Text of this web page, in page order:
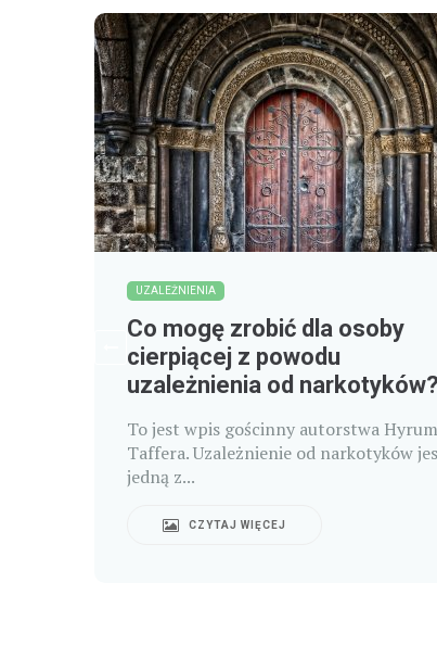
UZALEŻNIENIA
Co mogę zrobić dla osoby
cierpiącej z powodu
uzależnienia od narkotyków?
To jest wpis gościnny autorstwa
Taffera. Uzależnienie od narkotyków
jedną z...
CZYTAJ WIĘCEJ